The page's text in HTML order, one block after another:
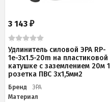
3 143 ₽
Удлинитель силовой ЭРА RP-
1e-3x1.5-20m на пластиковой
катушке c заземлением 20м 1
розетка ПВС 3х1,5мм2
Бренд
ЭРА
Материал